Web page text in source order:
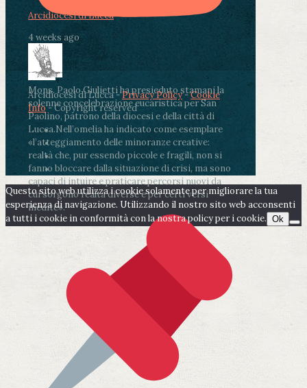
Arcidiocesi di Lucca
4 weeks ago
Mons. Paolo Giulietti ha presieduto stamani la
solenne concelebrazione eucaristica per San
Paolino, patrono della diocesi e della città di
Lucca.Nell’omelia ha indicato come esemplare
«l’atteggiamento delle minoranze creative:
realtà che, pur essendo piccole e fragili, non si
fanno bloccare dalla situazione di crisi, ma sono
capaci di intuire e praticare percorsi nuovi da
cui sorgono realtà diverse e per certi versi
inedite».
Arcidiocesi di Lucca -Privacy Policy-Cookie
Info- Copyright reserved
Questo sito web utilizza i cookie solamente per migliorare la tua
esperienza di navigazione. Utilizzando il nostro sito web acconsenti
a tutti i cookie in conformità con la nostra policy per i cookie. Ok